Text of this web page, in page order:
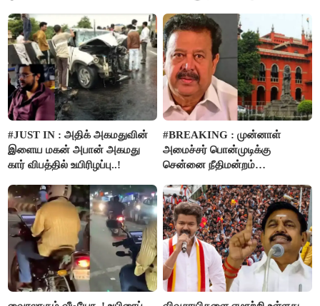
#JUST IN : அதிக் அகமதுவின்
இளைய மகன் அபான் அகமது
கார் விபத்தில் உயிரிழப்பு..!
#BREAKING : முன்னாள்
அமைச்சர் பொன்முடிக்கு
சென்னை நீதிமன்றம்